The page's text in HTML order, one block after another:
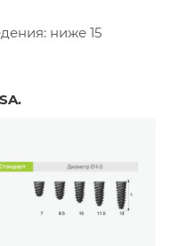
ниже 15